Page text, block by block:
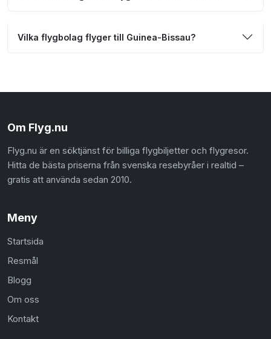
Vilka flygbolag flyger till Guinea-Bissau?
Om Flyg.nu
Flyg.nu är en söktjänst för billiga flygbiljetter och flygresor.
Hitta de bästa priserna från svenska resebyråer i realtid –
gratis att använda sedan 2010.
Meny
Startsida
Resmål
Blogg
Om oss
Kontakt